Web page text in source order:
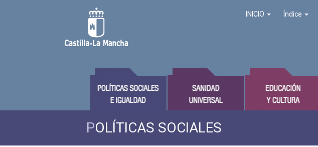
INICIO Índice
POLÍTICAS SOCIALES